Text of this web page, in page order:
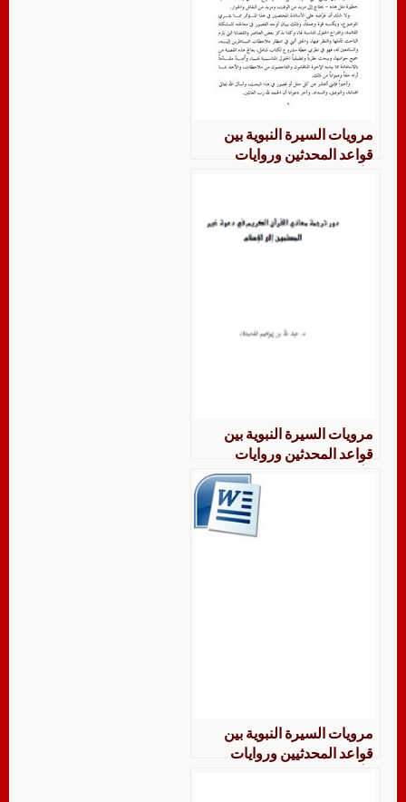
مرويات السيرة النبوية بين
قواعد المحدثين وروايات
مرويات السيرة النبوية بين
قواعد المحدثين وروايات
مرويات السيرة النبوية بين
قواعد المحدثيين وروايات